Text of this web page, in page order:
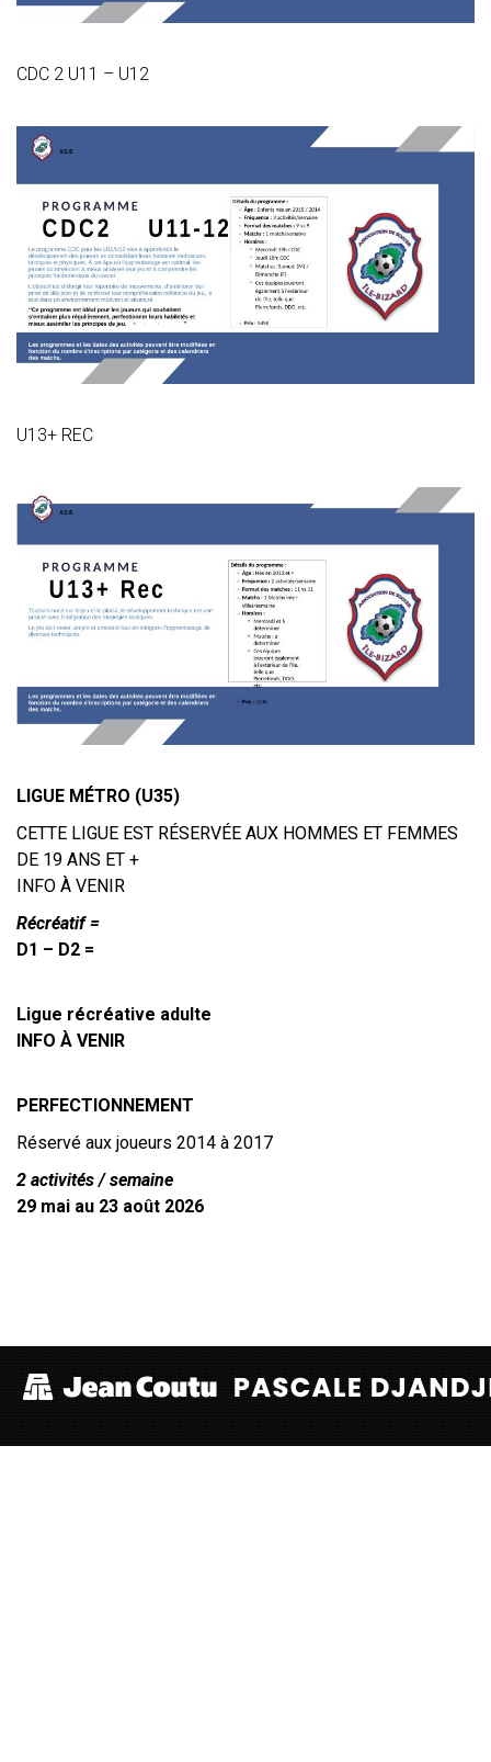
CDC 2 U11 – U12
U13+ REC
LIGUE MÉTRO (U35)
CETTE LIGUE EST RÉSERVÉE AUX HOMMES ET FEMMES
DE 19 ANS ET +
INFO À VENIR
Récréatif =
D1 – D2 =
Ligue récréative adulte
INFO À VENIR
PERFECTIONNEMENT
Réservé aux joueurs 2014 à 2017
2 activités / semaine
29 mai au 23 août 2026